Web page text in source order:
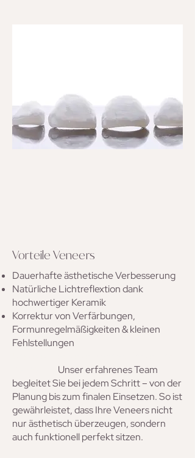
Vorteile Veneers
Dauerhafte ästhetische Verbesserung
Natürliche Lichtreflextion dank
hochwertiger Keramik
Korrektur von Verfärbungen,
Formunregelmäßigkeiten & kleinen
Fehlstellungen
Unser erfahrenes Team
begleitet Sie bei jedem Schritt – von der
Planung bis zum finalen Einsetzen. So ist
gewährleistet, dass Ihre Veneers nicht
nur ästhetisch überzeugen, sondern
auch funktionell perfekt sitzen.